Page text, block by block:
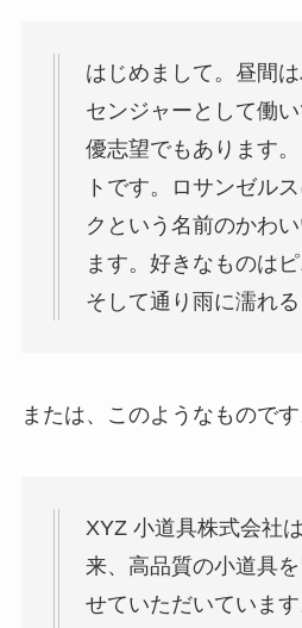
はじめまして。昼間
センジャーとして働
優志望でもあります
トです。ロサンゼル
クという名前のかわ
ます。好きなものはピ
そして通り雨に濡れる
または、このようなものです
XYZ 小道具株式会社
来、高品質の小道具
せていただいていま